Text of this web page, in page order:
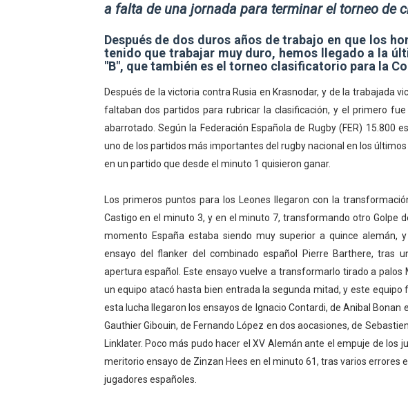
Athletes Unlimited Softball League 2026 -
Mundial de piragüismo slalom 2026
Tour de Francia masculino 2026 - Tadej
Mundial de Fórmula 1 2026 - Lando Norris
Campeonato de Europa en aguas abiertas
a falta de una jornada para terminar el torneo de
Después de dos duros años de trabajo en que los
tenido que trabajar muy duro, hemos llegado a la
"B", que también es el torneo clasificatorio para la
Después de la victoria contra Rusia en Krasnodar, y de la trabajada
faltaban dos partidos para rubricar la clasificación, y el primero
abarrotado. Según la Federación Española de Rugby (FER) 15.800
uno de los partidos más importantes del rugby nacional en los
en un partido que desde el minuto 1 quisieron ganar.
Los primeros puntos para los Leones llegaron con la
Castigo en el minuto 3, y en el minuto 7, transformando otro Golpe
momento España estaba siendo muy superior a quince alemán,
ensayo del flanker del combinado español Pierre Barthere, tras
apertura español. Este ensayo vuelve a transformarlo tirado a palos
un equipo atacó hasta bien entrada la segunda mitad, y este equipo
esta lucha llegaron los ensayos de Ignacio Contardi, de Anibal Bonan
Gauthier Gibouin, de Fernando López en dos aocasiones, de
Linklater. Poco más pudo hacer el XV Alemán ante el empuje de los
meritorio ensayo de Zinzan Hees en el minuto 61, tras varios errores
jugadores españoles.